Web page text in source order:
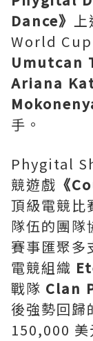
Dance》
World Cup
Umutcan
Ariana
手。
Phygital
競遊戲 《
頂級電競比
隊伍的團隊
賽事匯聚多
電競組織
戰隊 Clan
後強勢回歸
150,000 美